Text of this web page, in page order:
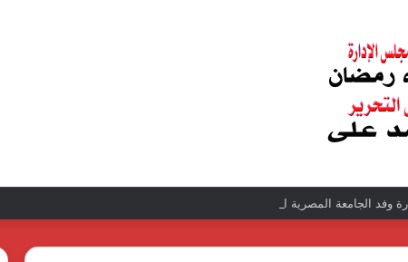
وفد الجامعة المصرية النتائج إيجابية بعد زيارة وفد الجامعة المصرية الروسية